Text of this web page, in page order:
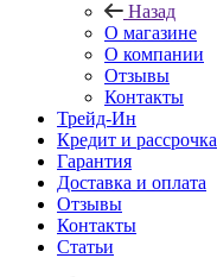
Назад
О магазине
О компании
Отзывы
Контакты
Трейд-Ин
Кредит и рассрочка
Гарантия
Доставка и оплата
Отзывы
Контакты
Статьи